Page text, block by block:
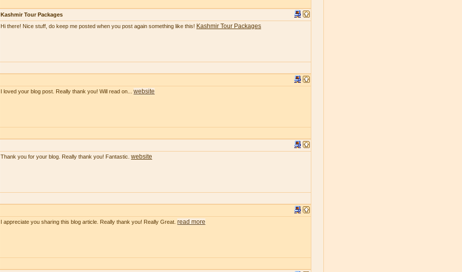
Kashmir Tour Packages
Hi there! Nice stuff, do keep me posted when you post again something like this! Kashmir Tour Packages
I loved your blog post. Really thank you! Will read on... website
Thank you for your blog. Really thank you! Fantastic. website
I appreciate you sharing this blog article. Really thank you! Really Great. read more